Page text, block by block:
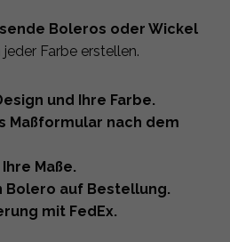
Boleros oder Wickel
jeder Farbe erstellen.
und Ihre Farbe.
Maßformular nach dem
Maße.
Bolero auf Bestellung.
mit FedEx.